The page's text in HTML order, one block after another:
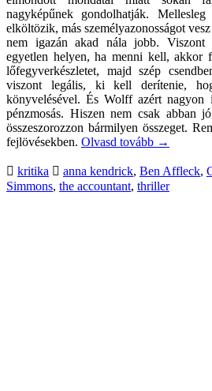
nagyképűnek gondolhatják.
elköltözik, más személyazonosságot
nem igazán akad nála jobb. Viszont
egyetlen helyen, ha menni kell, akkor
lőfegyverkészletet, majd szép
viszont legális, ki kell derítenie,
könyvelésével. És Wolff azért
pénzmosás. Hiszen nem csak abban
összeszorozzon bármilyen összeget.
fejlövésekben. Olvasd tovább →
kritika anna kendrick, Ben Affleck,
Simmons, the accountant, thriller